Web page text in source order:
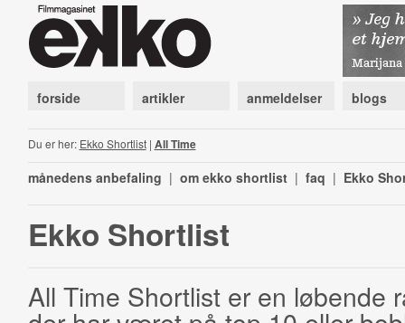
forside artikler anmeldelser blogs
Du er her: Ekko Shortlist| All Time
månedens anbefaling | om ekko shortlist | faq | Ekko
Ekko Shortlist
All Time Shortlist er en løbende